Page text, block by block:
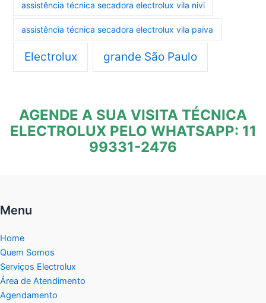
assistência técnica secadora electrolux vila nivi
assistência técnica secadora electrolux vila paiva
Electrolux grande São Paulo
AGENDE A SUA VISITA TÉCNICA
ELECTROLUX PELO WHATSAPP: 11
99331-2476
Menu
Home
Quem Somos
Serviços Electrolux
Área de Atendimento
Agendamento